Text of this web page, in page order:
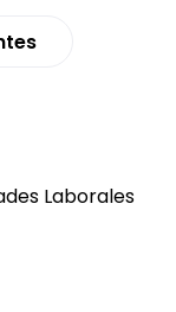
Laborales